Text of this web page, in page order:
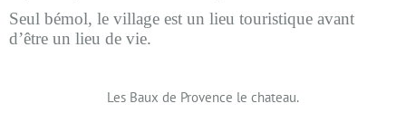
Seul bémol, le village est un lieu touristique avant
d’être un lieu de vie.
Les Baux de Provence le chateau.